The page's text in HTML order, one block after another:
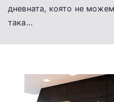
дневната, която не
така…